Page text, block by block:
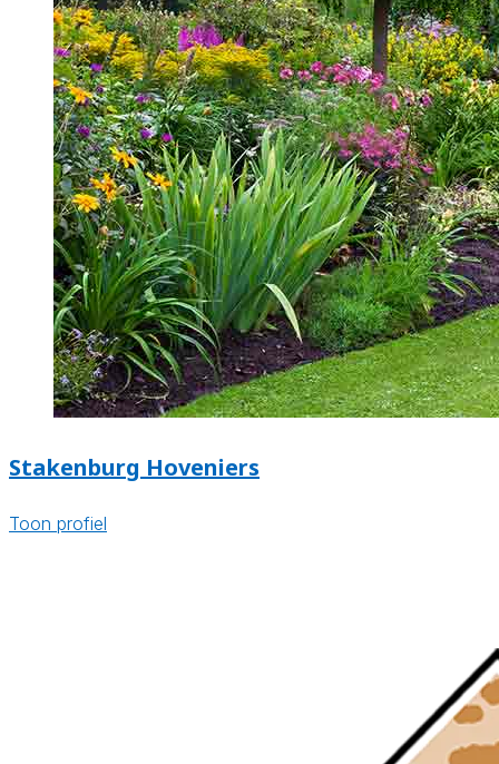
Stakenburg Hoveniers
Toon profiel